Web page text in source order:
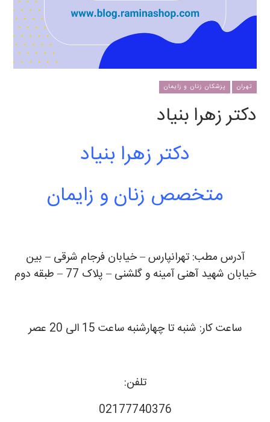
تهران پزشکان زنان و زایمان
دکتر زهرا بنیاد
دکتر زهرا بنیاد
متخصص زنان و زایمان
آدرس مطب: تهرانپارس – خیابان فرجام شرقی – بین
خیابان شهید آهنی آمینه و گلشنی – پلاک 77 – طبقه دوم
ساعت کار: شنبه تا چهارشنبه ساعت 15 الی 20 عصر
تلفن:
02177740376